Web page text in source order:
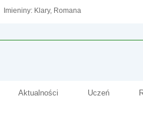
Imieniny: Klary, Romana
Aktualności Uczeń